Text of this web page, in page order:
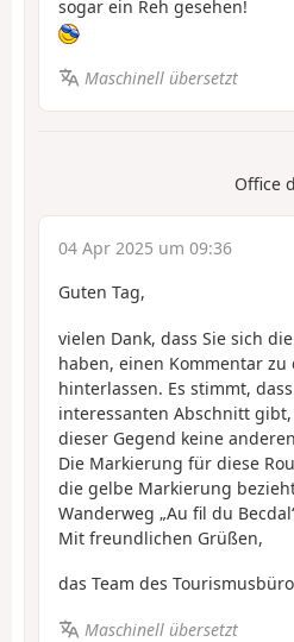
sogar ein Reh gesehen!
Maschinell übersetzt
Office
04 Apr 2025 um 09:36
Guten Tag,
vielen Dank, dass Sie sich
haben, einen Kommentar zu
hinterlassen. Es stimmt,
interessanten Abschnitt
dieser Gegend keine
Die Markierung für diese
die gelbe Markierung
Wanderweg „Au fil du
Mit freundlichen Grüßen,
das Team des
Maschinell übersetzt